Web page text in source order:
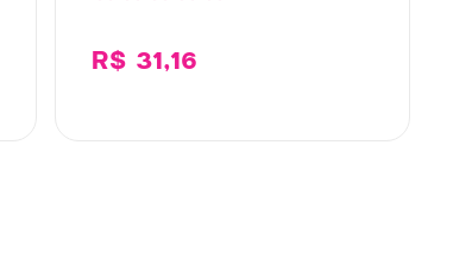
R$ 31,16